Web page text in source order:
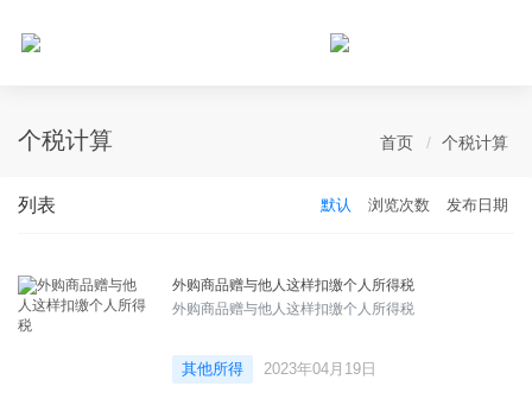
个税计算 首页 个税计算
列表 默认 浏览次数 发布日期
外购商品赠与他人这样扣缴个人所得税
外购商品赠与他人这样扣缴个人所得税
其他所得 2023年04月19日